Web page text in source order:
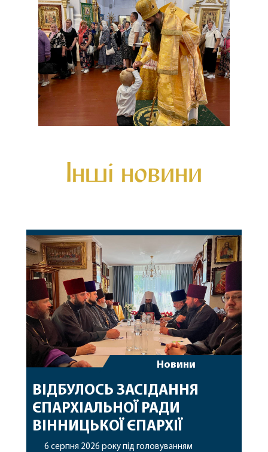
Інші новини
Новини
ВІДБУЛОСЬ ЗАСІДАННЯ
ЄПАРХІАЛЬНОЇ РАДИ
ВІННИЦЬКОЇ ЄПАРХІЇ
6 серпня 2026 року під головуванням